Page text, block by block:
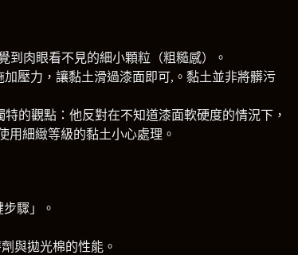
到肉眼看不見的細小顆粒（粗糙感）。
壓力，讓黏土滑過漆面即可,。黏土並非將髒污
的觀點：他反對在不知道漆面軟硬度的情況下，
用細緻等級的黏土小心處理。
驟」。
與拋光棉的性能。